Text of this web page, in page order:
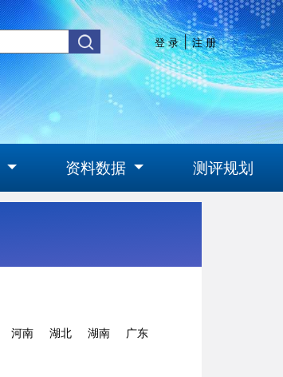
登 录 | 注 册
资料数据 测评规划
河南 湖北 湖南
广东